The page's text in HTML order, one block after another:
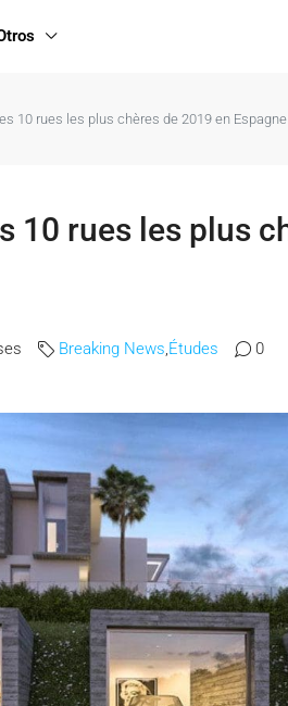
10 rues les plus chères de 2019 en Espagne
10 rues les plus
Breaking News Études 0